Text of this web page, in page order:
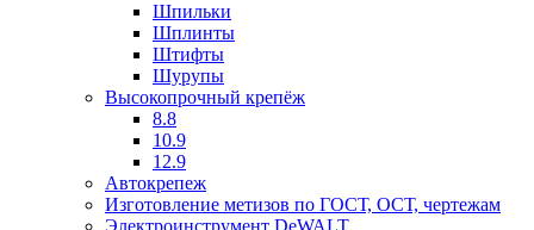
Шпильки
Шплинты
Штифты
Шурупы
Высокопрочный крепёж
8.8
10.9
12.9
Автокрепеж
Изготовление метизов по ГОСТ, ОСТ, чертежам
Электроинструмент DeWALT